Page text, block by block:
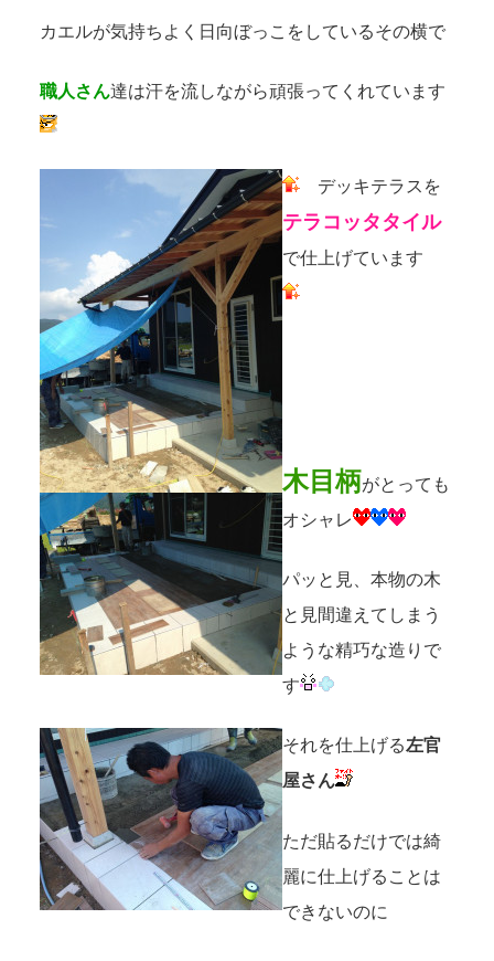
カエルが気持ちよく日向ぼっこをしているその横で
職人さん達は汗を流しながら頑張ってくれています
デッキテラスを
テラコッタタイル
で仕上げています
木目柄がとっても
オシャレ
パッと見、本物の木
と見間違えてしまう
ような精巧な造りで
す
それを仕上げる左官
屋さん
ただ貼るだけでは綺
麗に仕上げることは
できないのに